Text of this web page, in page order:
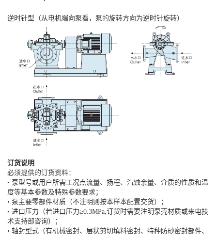
逆时针型（从电机端向泵看，泵的旋转方向为逆时针旋转）
订货说明
必须提供的订货资料：
• 泵型号或用户所需工况点流量、扬程、汽蚀余量、介质的性质和温
度等基本参数及特殊参数要求；
• 泵主要零部件材质（不注明则按本样本配置交货）；
• 进口压力（若进口压力≥0.3MPa,订货时需要注明泵壳材质或来电技
术支持部咨询）；
• 轴封型式（有机械密封、层状剪切填料密封、特种防砂密封部件、